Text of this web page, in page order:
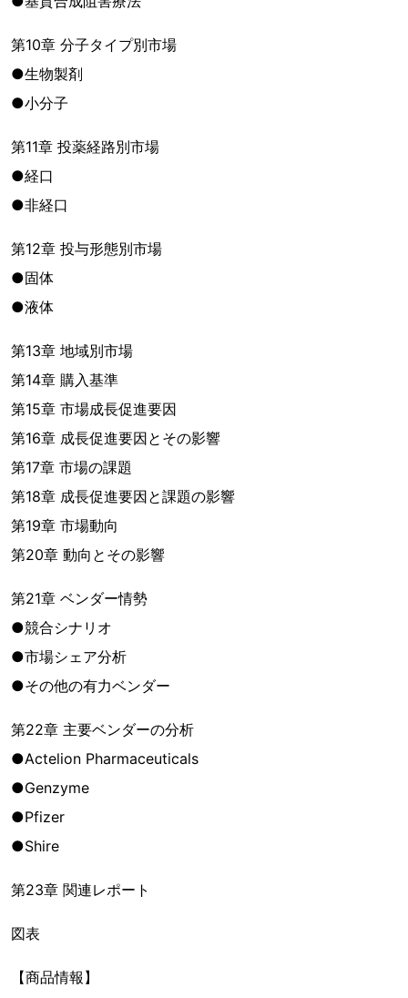
第10章 分子タイプ別市場
●生物製剤
●小分子
第11章 投薬経路別市場
●経口
●非経口
第12章 投与形態別市場
●固体
●液体
第13章 地域別市場
第14章 購入基準
第15章 市場成長促進要因
第16章 成長促進要因とその影響
第17章 市場の課題
第18章 成長促進要因と課題の影響
第19章 市場動向
第20章 動向とその影響
第21章 ベンダー情勢
●競合シナリオ
●市場シェア分析
●その他の有力ベンダー
第22章 主要ベンダーの分析
●Actelion Pharmaceuticals
●Genzyme
●Pfizer
●Shire
第23章 関連レポート
図表
【商品情報】